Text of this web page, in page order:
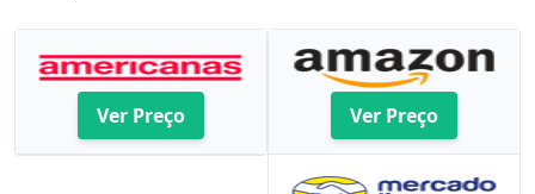
Ver Preço Ver Preço